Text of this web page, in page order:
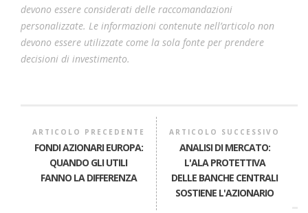
devono essere considerati delle raccomandazioni
personalizzate. Le informazioni contenute nell’articolo non
devono essere utilizzate come la sola fonte per prendere
decisioni di investimento.
ARTICOLO PRECEDENTE
FONDI AZIONARI EUROPA:
QUANDO GLI UTILI
FANNO LA DIFFERENZA
ARTICOLO SUCCESSIVO
ANALISI DI MERCATO:
L'ALA PROTETTIVA
DELLE BANCHE CENTRALI
SOSTIENE L'AZIONARIO